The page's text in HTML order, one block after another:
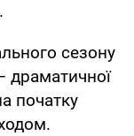
сезону
драматичної
початку